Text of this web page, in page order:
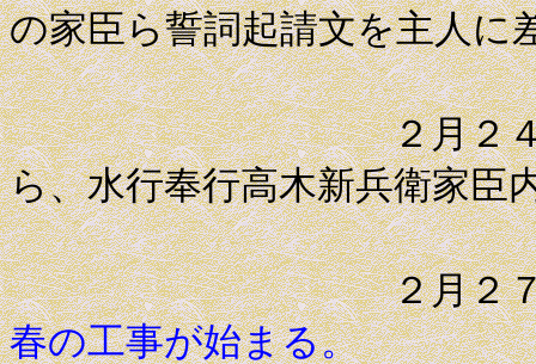
の家臣ら誓詞起請文を主人に
２月２４日 伊
ら、水行奉行高木新兵衛家臣
２月２
春の工事が始まる。